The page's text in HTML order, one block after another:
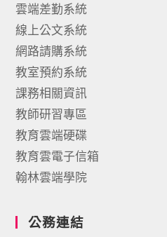
雲端差勤系統
線上公文系統
網路請購系統
教室預約系統
課務相關資訊
教師研習專區
教育雲端硬碟
教育雲電子信箱
翰林雲端學院
公務連結